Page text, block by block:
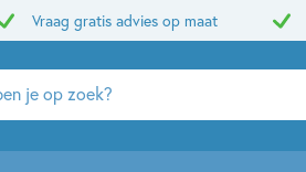
Vraag gratis advies op maat